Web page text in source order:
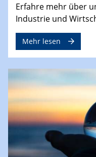
Erfahre mehr über
Industrie und
Mehr lesen